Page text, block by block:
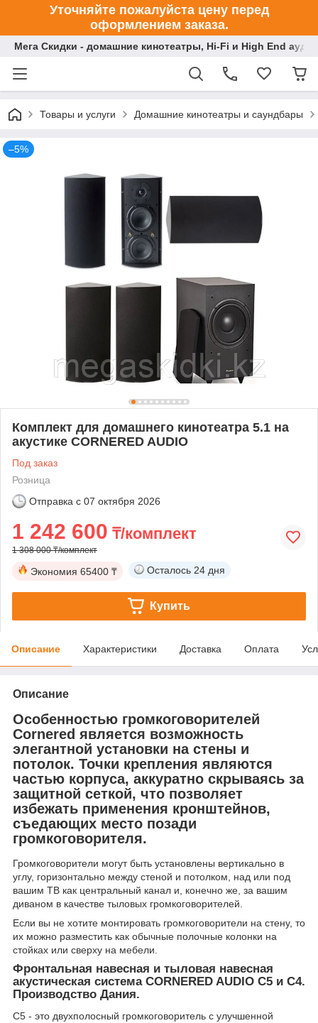
Уточняйте пожалуйста цену перед
оформлением заказа.
Мега Скидки - домашние кинотеатры, Hi-Fi и High End
Товары и услуги Домашние кинотеатры и саундбары
–5%
Комплект для домашнего кинотеатра 5.1 на
акустике CORNERED AUDIO
Под заказ
Розница
Отправка с 07 октября 2026
1 242 600 ₸/комплект
1 308 000 ₸/комплект
Экономия 65400 ₸ Осталось 24 дня
Купить
Описание Характеристики Доставка Оплата
Описание
Особенностью громкоговорителей
Cornered является возможность
элегантной установки на стены и
потолок. Точки крепления являются
частью корпуса, аккуратно скрываясь за
защитной сеткой, что позволяет
избежать применения кронштейнов,
съедающих место позади
громкоговорителя.
Громкоговорители могут быть установлены вертикально в
углу, горизонтально между стеной и потолком, над или под
вашим ТВ как центральный канал и, конечно же, за вашим
диваном в качестве тыловых громкоговорителей.
Если вы не хотите монтировать громкоговорители на стену, то
их можно разместить как обычные полочные колонки на
стойках или сверху на мебели.
Фронтальная навесная и тыловая навесная
акустическая система CORNERED AUDIO C5 и C4.
Производство Дания.
C5 - это двухполосный громкоговоритель с улучшенной